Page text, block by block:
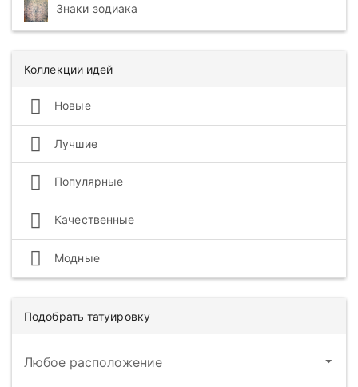
Знаки зодиака
Коллекции идей
Новые
Лучшие
Популярные
Качественные
Модные
Подобрать татуировку